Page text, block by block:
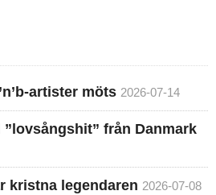
artister möts 2026-07-14
från Danmark
kristna legendaren 2026-07-08